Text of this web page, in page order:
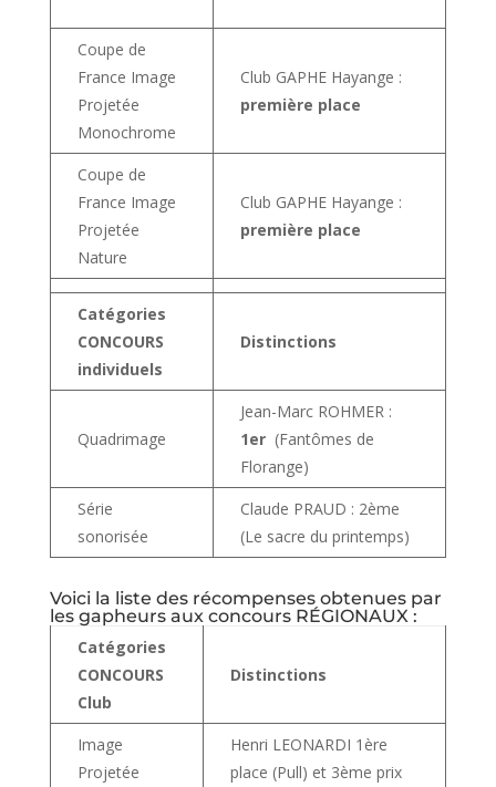
Coupe de
France Image
Projetée
Monochrome
Club GAPHE Hayange :
première place
Coupe de
France Image
Projetée
Nature
Club GAPHE Hayange :
première place
Catégories
CONCOURS
individuels
Distinctions
Quadrimage
Jean-Marc ROHMER :
1er(Fantômes de
Florange)
Série
sonorisée
Claude PRAUD : 2ème
(Le sacre du printemps)
Voici la liste des récompenses obtenues par
les gapheurs aux concours RÉGIONAUX :
Catégories
CONCOURS
Club
Distinctions
Image
Projetée
Henri LEONARDI 1ère
place (Pull) et 3ème prix